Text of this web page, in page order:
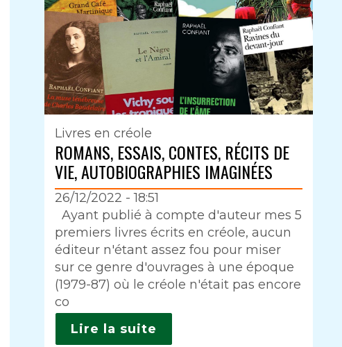
Livres en créole
ROMANS, ESSAIS, CONTES, RÉCITS DE
VIE, AUTOBIOGRAPHIES IMAGINÉES
26/12/2022 - 18:51
Intro
Ayant publié à compte d'auteur mes 5
premiers livres écrits en créole, aucun
éditeur n'étant assez fou pour miser
sur ce genre d'ouvrages à une époque
(1979-87) où le créole n'était pas encore
co
Lire la suite